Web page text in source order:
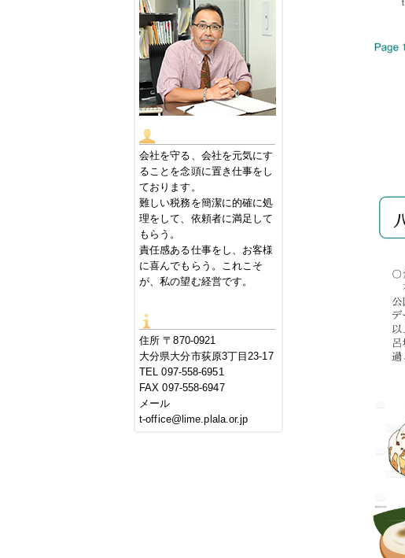
会社を守る、会社を元気にす
ることを念頭に置き仕事をし
ております。
難しい税務を簡潔に的確に処
理をして、依頼者に満足して
もらう。
責任感ある仕事をし、お客様
に喜んでもらう。これこそ
が、私の望む経営です。
住所 〒870-0921
大分県大分市荻原3丁目23-17
TEL 097-558-6951
FAX 097-558-6947
メール
t-office@lime.plala.or.jp